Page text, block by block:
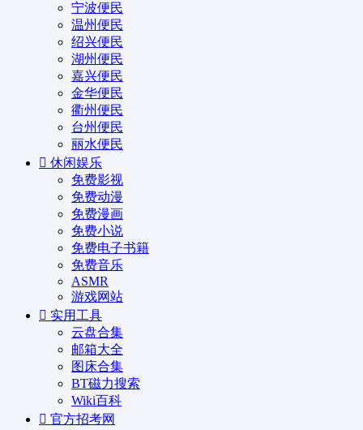
宁波便民
温州便民
绍兴便民
湖州便民
嘉兴便民
金华便民
衢州便民
台州便民
丽水便民
休闲娱乐
免费影视
免费动漫
免费漫画
免费小说
免费电子书籍
免费音乐
ASMR
游戏网站
实用工具
云盘合集
邮箱大全
图床合集
BT磁力搜索
Wiki百科
官方招考网